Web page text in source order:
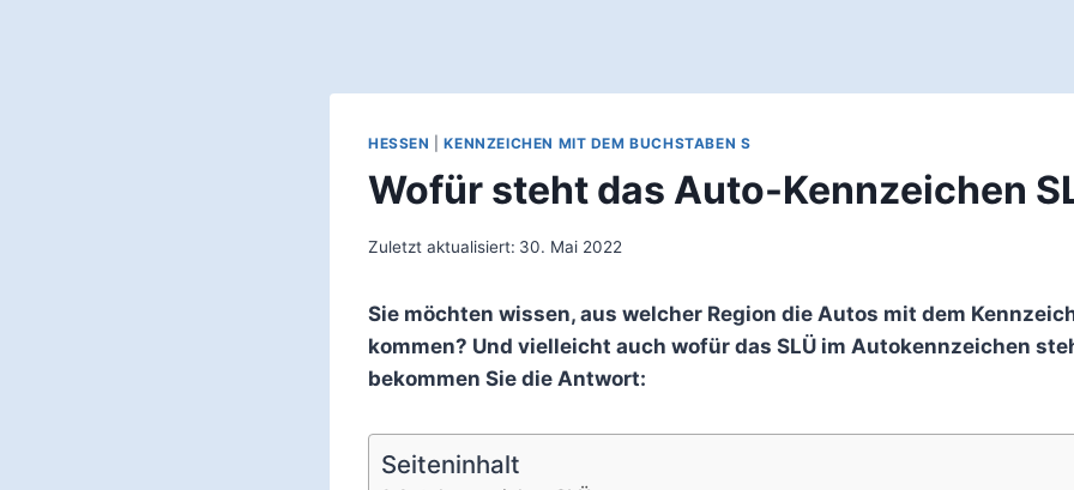
HESSEN |KENNZEICHEN MIT DEM BUCHSTABEN S
Wofür steht das Auto-Kennzeichen
Zuletzt aktualisiert: 30. Mai 2022
Sie möchten wissen, aus welcher Region die Autos mit dem
kommen? Und vielleicht auch wofür das SLÜ im Autokennzeichen
bekommen Sie die Antwort:
Seiteninhalt